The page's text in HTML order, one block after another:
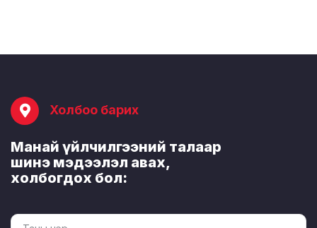
Холбоо барих
Манай үйлчилгээний талаар
шинэ мэдээлэл авах,
холбогдох бол: